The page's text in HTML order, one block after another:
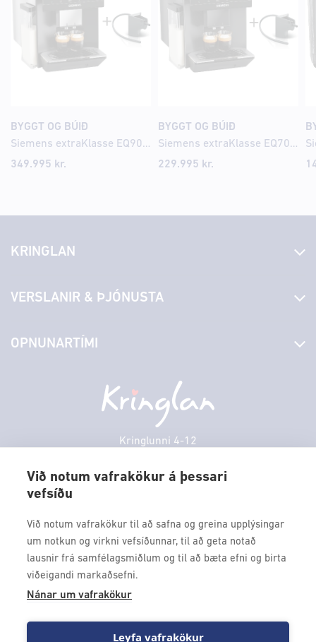
Við notum vafrakökur á þessari
vefsíðu
Við notum vafrakökur til að safna og greina upplýsingar
um notkun og virkni vefsíðunnar, til að geta notað
lausnir frá samfélagsmiðlum og til að bæta efni og birta
viðeigandi markaðsefni.
Nánar um vafrakökur
Leyfa vafrakökur
BYGGT OG BÚIÐ
Siemens extraKlasse EQ900 iAroma Espresso kaffivél
349.995 kr.
BYGGT OG BÚIÐ
Siemens extraKlasse EQ700 iAroma Espresso kaffivél
229.995 kr.
Kringlunni 4-12
kringlan@kringlan.is
KRINGLAN
Laus störf
Hafðu samband
Persónuverndarstefna
VERSLANIR & ÞJÓNUSTA
Borgarbókasafn
Borgarleikhúsið
Ævintýraland
OPNUNARTÍMI
Miðvikudagur
VERTU MEÐ
Fáðu forskot á dagskrána okkar og sértilboð með því að skrá